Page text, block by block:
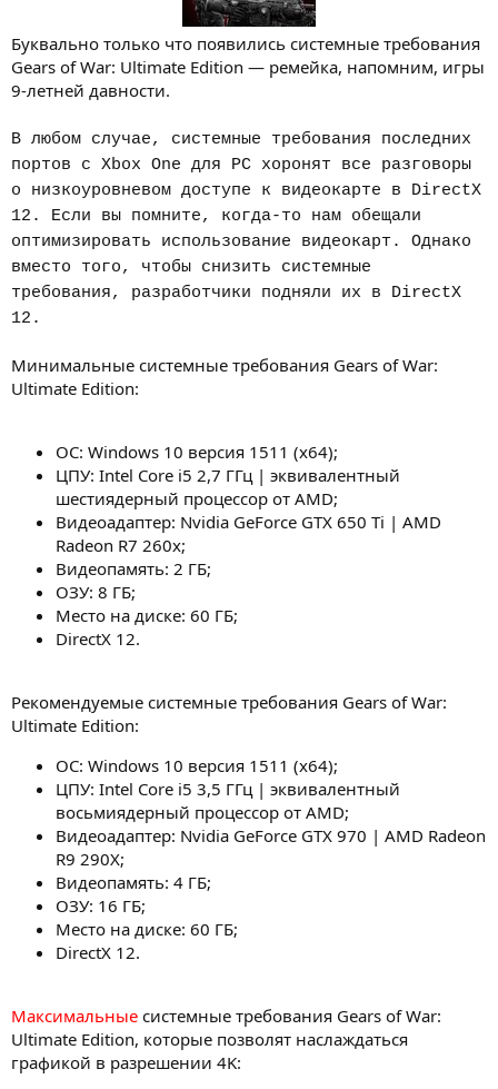
Буквально только что появились системные требования
Gears of War: Ultimate Edition — ремейка, напомним, игры
9-летней давности.
В любом случае, системные требования последних
портов с Xbox One для PC хоронят все разговоры
о низкоуровневом доступе к видеокарте в DirectX
12. Если вы помните, когда-то нам обещали
оптимизировать использование видеокарт. Однако
вместо того, чтобы снизить системные
требования, разработчики подняли их в DirectX
12.
Минимальные системные требования Gears of War:
Ultimate Edition:
ОС: Windows 10 версия 1511 (x64);
ЦПУ: Intel Core i5 2,7 ГГц | эквивалентный
шестиядерный процессор от AMD;
Видеоадаптер: Nvidia GeForce GTX 650 Ti | AMD
Radeon R7 260x;
Видеопамять: 2 ГБ;
ОЗУ: 8 ГБ;
Место на диске: 60 ГБ;
DirectX 12.
Рекомендуемые системные требования Gears of War:
Ultimate Edition:
ОС: Windows 10 версия 1511 (x64);
ЦПУ: Intel Core i5 3,5 ГГц | эквивалентный
восьмиядерный процессор от AMD;
Видеоадаптер: Nvidia GeForce GTX 970 | AMD Radeon
R9 290X;
Видеопамять: 4 ГБ;
ОЗУ: 16 ГБ;
Место на диске: 60 ГБ;
DirectX 12.
Максимальные системные требования Gears of War:
Ultimate Edition, которые позволят наслаждаться
графикой в разрешении 4K: